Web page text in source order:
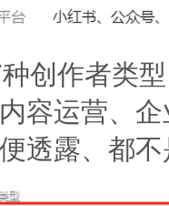
作者类型
容运营、
透露、都